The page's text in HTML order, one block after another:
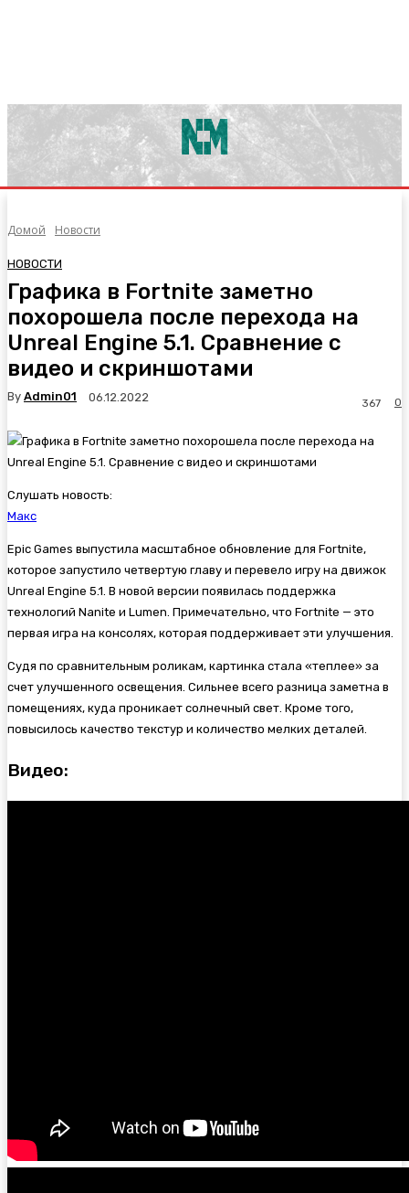
Домой Новости
НОВОСТИ
Графика в Fortnite заметно
похорошела после перехода на
Unreal Engine 5.1. Сравнение с
видео и скриншотами
By Admin01 06.12.2022 0
367
Слушать новость:
Макс
Epic Games выпустила масштабное обновление для Fortnite,
которое запустило четвертую главу и перевело игру на движок
Unreal Engine 5.1. В новой версии появилась поддержка
технологий Nanite и Lumen. Примечательно, что Fortnite — это
первая игра на консолях, которая поддерживает эти улучшения.
Судя по сравнительным роликам, картинка стала «теплее» за
счет улучшенного освещения. Сильнее всего разница заметна в
помещениях, куда проникает солнечный свет. Кроме того,
повысилось качество текстур и количество мелких деталей.
Видео: